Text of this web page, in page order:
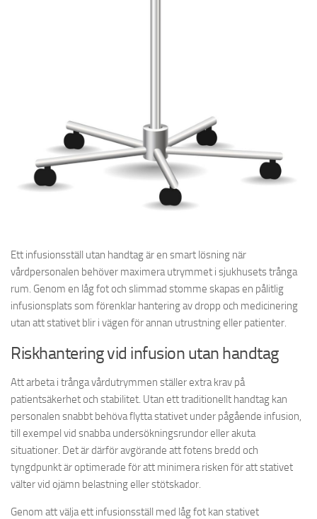
Ett infusionsställ utan handtag är en smart lösning när
vårdpersonalen behöver maximera utrymmet i sjukhusets trånga
rum. Genom en låg fot och slimmad stomme skapas en pålitlig
infusionsplats som förenklar hantering av dropp och medicinering
utan att stativet blir i vägen för annan utrustning eller patienter.
Riskhantering vid infusion utan handtag
Att arbeta i trånga vårdutrymmen ställer extra krav på
patientsäkerhet och stabilitet. Utan ett traditionellt handtag kan
personalen snabbt behöva flytta stativet under pågående infusion,
till exempel vid snabba undersökningsrundor eller akuta
situationer. Det är därför avgörande att fotens bredd och
tyngdpunkt är optimerade för att minimera risken för att stativet
välter vid ojämn belastning eller stötskador.
Genom att välja ett infusionsställ med låg fot kan stativet